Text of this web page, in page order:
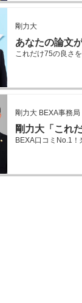
剛力大
あなたの論文
これだけ75の良さ
剛力大 BEXA事務局
剛力大「これ
BEXA口コミNo.1！